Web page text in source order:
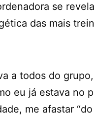
se
das mais
a todos do
eu já estava no
me afastar “do